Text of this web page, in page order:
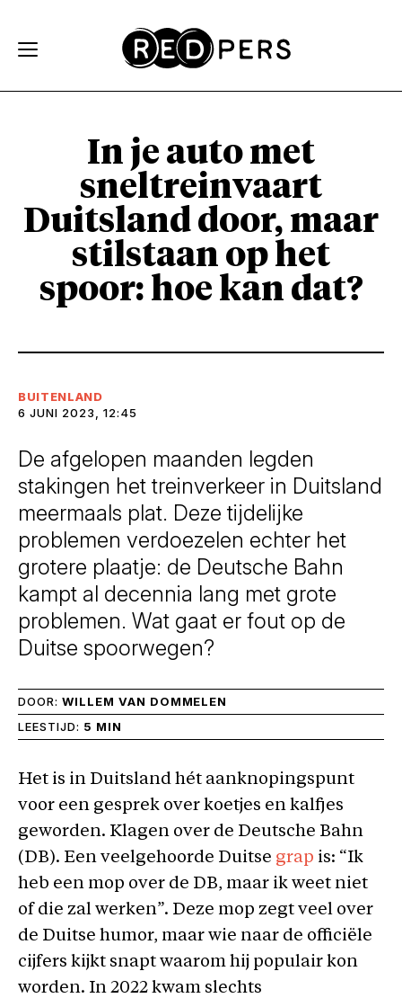
In je auto met
sneltreinvaart
Duitsland door, maar
stilstaan op het
spoor: hoe kan dat?
BUITENLAND
6 JUNI 2023, 12:45
De afgelopen maanden legden
stakingen het treinverkeer in Duitsland
meermaals plat. Deze tijdelijke
problemen verdoezelen echter het
grotere plaatje: de Deutsche Bahn
kampt al decennia lang met grote
problemen. Wat gaat er fout op de
Duitse spoorwegen?
DOOR: WILLEM VAN DOMMELEN
LEESTIJD: 5 MIN
Het is in Duitsland hét aanknopingspunt
voor een gesprek over koetjes en kalfjes
geworden. Klagen over de Deutsche Bahn
(DB). Een veelgehoorde Duitse grap is: “Ik
heb een mop over de DB, maar ik weet niet
of die zal werken”. Deze mop zegt veel over
de Duitse humor, maar wie naar de officiële
cijfers kijkt snapt waarom hij populair kon
worden. In 2022 kwam slechts